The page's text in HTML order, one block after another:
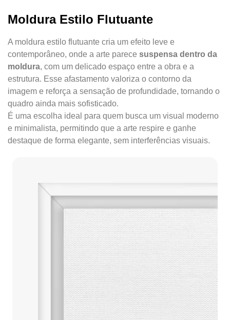
Moldura Estilo Flutuante
A moldura estilo flutuante cria um efeito leve e
contemporâneo, onde a arte parece suspensa dentro da
moldura, com um delicado espaço entre a obra e a
estrutura. Esse afastamento valoriza o contorno da
imagem e reforça a sensação de profundidade, tornando o
quadro ainda mais sofisticado.
É uma escolha ideal para quem busca um visual moderno
e minimalista, permitindo que a arte respire e ganhe
destaque de forma elegante, sem interferências visuais.